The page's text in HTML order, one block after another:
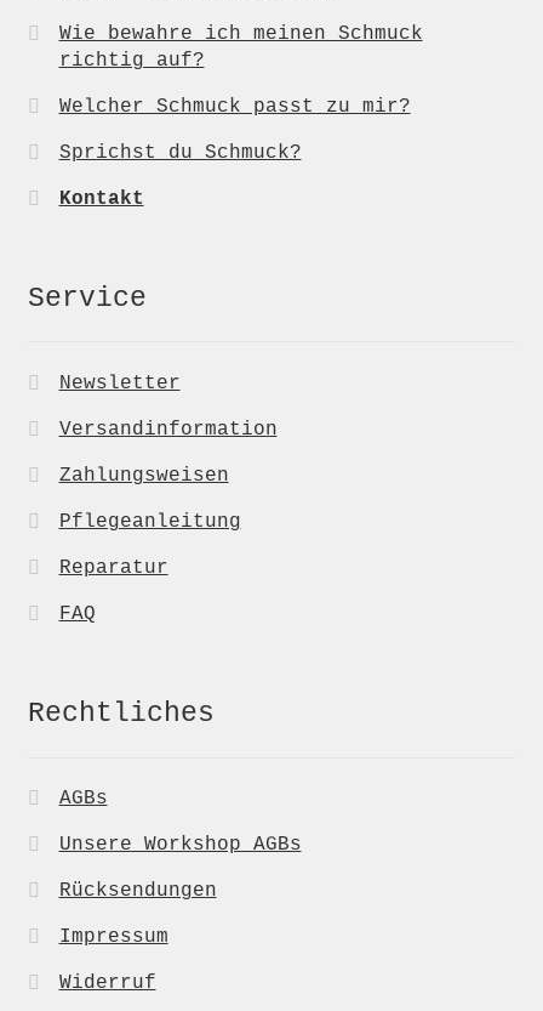
Wie bewahre ich meinen Schmuck
richtig auf?
Welcher Schmuck passt zu mir?
Sprichst du Schmuck?
Kontakt
Service
Newsletter
Versandinformation
Zahlungsweisen
Pflegeanleitung
Reparatur
FAQ
Rechtliches
AGBs
Unsere Workshop AGBs
Rücksendungen
Impressum
Widerruf